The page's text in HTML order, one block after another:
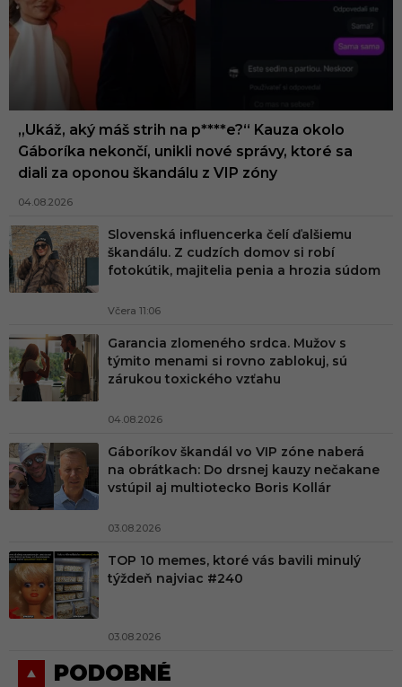
„Ukáž, aký máš strih na p****e?“ Kauza okolo
Gáboríka nekončí, unikli nové správy, ktoré sa
diali za oponou škandálu z VIP zóny
04.08.2026
Slovenská influencerka čelí ďalšiemu
škandálu. Z cudzích domov si robí
fotokútik, majitelia penia a hrozia súdom
Včera 11:06
Garancia zlomeného srdca. Mužov s
týmito menami si rovno zablokuj, sú
zárukou toxického vzťahu
04.08.2026
Gáboríkov škandál vo VIP zóne naberá
na obrátkach: Do drsnej kauzy nečakane
vstúpil aj multiotecko Boris Kollár
03.08.2026
TOP 10 memes, ktoré vás bavili minulý
týždeň najviac #240
03.08.2026
PODOBNÉ